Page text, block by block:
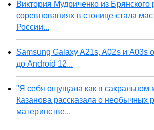
Виктория Мудриченко из Брянского
соревнованиях в столице стала
России...
Samsung Galaxy A21s, A02s и A03s
до Android 12...
"Я себя ощущала как в сакральном
Казанова рассказала о необычных
материнстве...